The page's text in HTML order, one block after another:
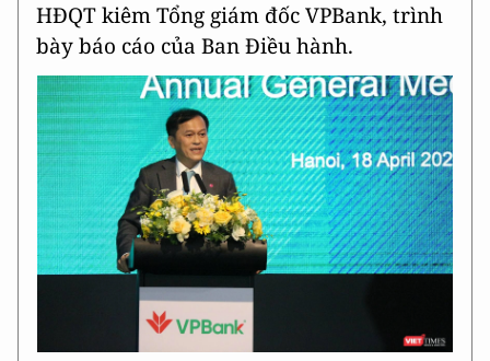
HĐQT kiêm Tổng giám đốc VPBank, trình
bày báo cáo của Ban Điều hành.